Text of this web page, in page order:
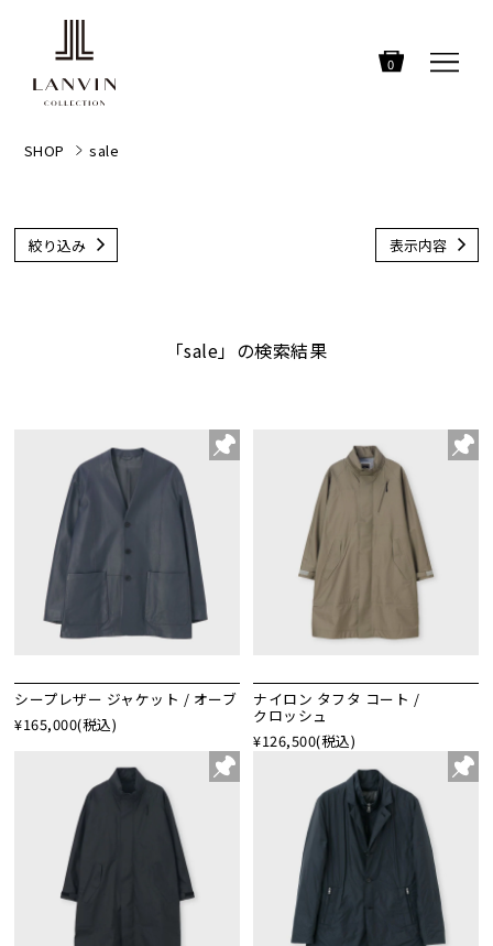
0
SHOP sale
絞り込み 表示内容
「sale」の検索結果
シープレザー ジャケット / オーブ
¥165,000(税込)
ナイロン タフタ コート /
クロッシュ
¥126,500(税込)